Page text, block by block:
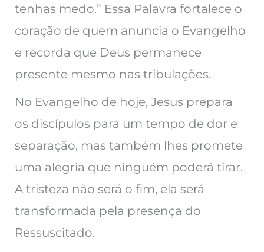
tenhas medo.” Essa Palavra fortalece o
coração de quem anuncia o Evangelho
e recorda que Deus permanece
presente mesmo nas tribulações.
No Evangelho de hoje, Jesus prepara
os discípulos para um tempo de dor e
separação, mas também lhes promete
uma alegria que ninguém poderá tirar.
A tristeza não será o fim, ela será
transformada pela presença do
Ressuscitado.